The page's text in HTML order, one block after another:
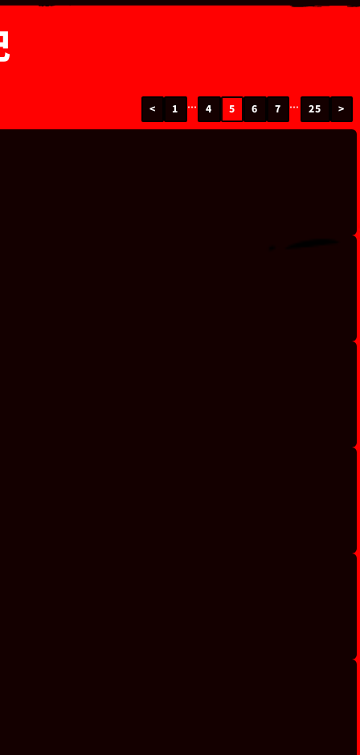
< 1 … 4 5 6 7 … 25 >